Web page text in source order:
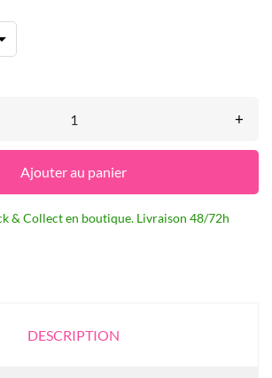
+
Ajouter au panier
& Collect en boutique. Livraison 48/72h
DESCRIPTION